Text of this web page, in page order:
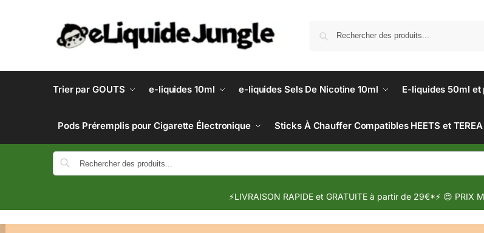
Trier par GOUTS e-liquides 10ml e-liquides Sels De Nicotine 10ml E-liquides 50ml et
Pods Préremplis pour Cigarette Électronique Sticks À Chauffer Compatibles HEETS et TEREA
⚡LIVRAISON RAPIDE et GRATUITE à partir de 29€*⚡ 😍 PRIX